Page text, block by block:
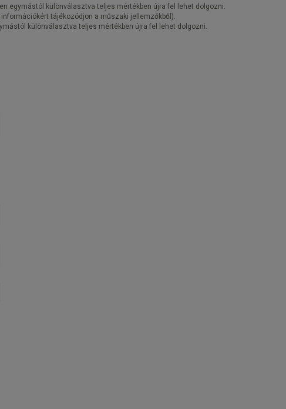
egymástól különválasztva teljes mértékben újra fel lehet dolgozni.
tájékozódjon a műszaki jellemzőkből).
különválasztva teljes mértékben újra fel lehet dolgozni.